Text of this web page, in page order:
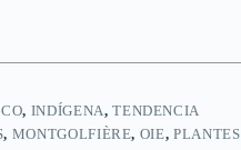
, INDÍGENA,TENDENCIA
, MONTGOLFIÈRE, OIE,PLANTES